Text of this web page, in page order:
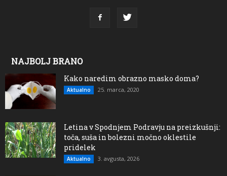
NAJBOLJ BRANO
Kako naredim obrazno masko doma?
Aktualno 25. marca, 2020
Letina v Spodnjem Podravju na preizkušnji:
toča, suša in bolezni močno oklestile
pridelek
Aktualno 3. avgusta, 2026